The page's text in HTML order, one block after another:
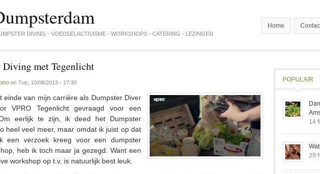
DIVING - VOEDSELACTIVISME - WORKSHOPS - CATERING - LEZINGEN
Home
Diving met Tegenlicht
on Tue, 10/08/2013 - 17:30
einde van mijn carrière als Dumpster Diver
VPRO Tegenlicht gevraagd voor een
eerlijk te zijn, ik deed het Dumpster
heel veel meer, maar omdat ik juist op dat
een verzoek kreeg voor een dumpster
heb ik toch maar ja gezegd. Want een
workshop op t.v. is natuurlijk best leuk.
POPULAIR
14
29